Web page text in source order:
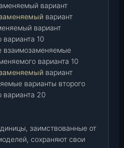
вариант
вариант
вариант
10
взаимозаменяемые
варианта 10
вариант
варианты второго
варианта 20
заимствованные от
сохраняют свои